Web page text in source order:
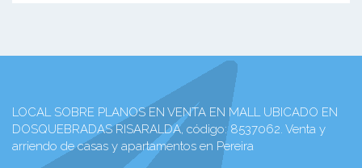
LOCAL SOBRE PLANOS EN VENTA EN MALL UBICADO EN
DOSQUEBRADAS RISARALDA, código: 8537062. Venta y
arriendo de casas y apartamentos en Pereira